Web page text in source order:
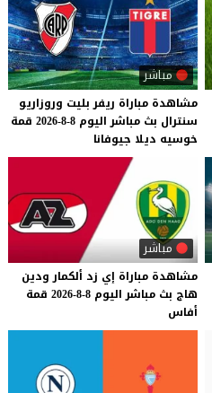
مباشر
مشاهدة مباراة ريفر بليت وروزاريو
سنترال بث مباشر اليوم 8-8-2026
قمة
خوسيه ديلا جيوفانا
مباشر
مشاهدة مباراة إي زد ألكمار ودين
هاج بث مباشر اليوم 8-8-2026
قمة
أفاس